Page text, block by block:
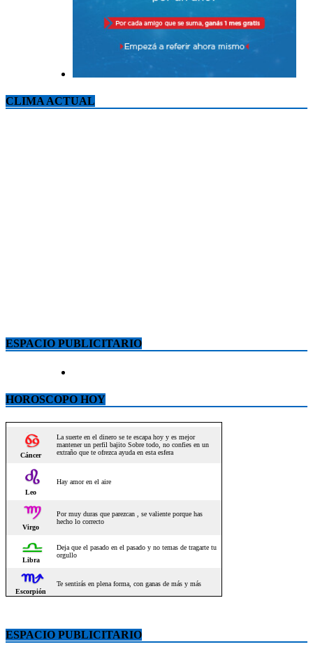
CLIMA ACTUAL
ESPACIO PUBLICITARIO
HOROSCOPO HOY
ESPACIO PUBLICITARIO